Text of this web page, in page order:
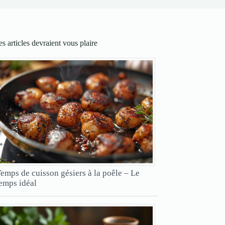
articles devraient vous plaire
de cuisson gésiers à la poêle – Le
idéal